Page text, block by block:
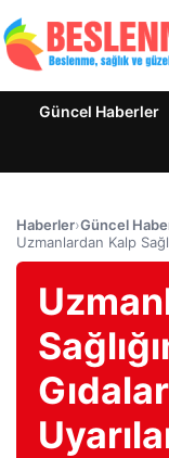
Güncel Haberler
Haberler›Güncel
Uzmanlardan Kalp